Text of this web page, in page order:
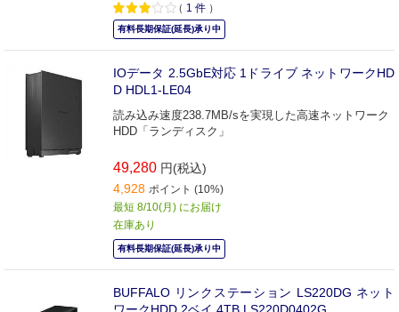
（ 1 件 ）
有料長期保証(延長)承り中
IOデータ 2.5GbE対応 1ドライブ ネットワークHD
D HDL1-LE04
読み込み速度238.7MB/sを実現した高速ネットワーク
HDD「ランディスク」
49,280 円(税込)
4,928 ポイント (10%)
最短 8/10(月) にお届け
在庫あり
有料長期保証(延長)承り中
BUFFALO リンクステーション LS220DG ネット
ワークHDD 2ベイ 4TB LS220D0402G